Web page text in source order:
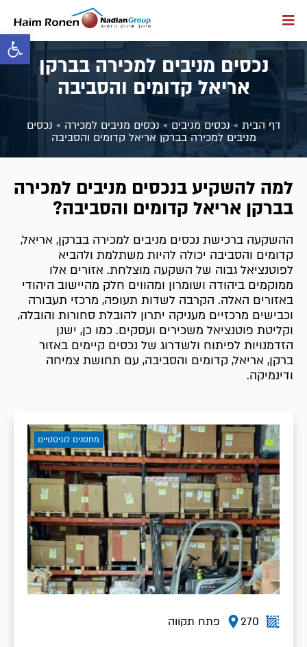
פתח
נכסים מניבים למכירה בברקן
אריאל קדומים והסביבה
דף הבית »נכסים מניבים» נכסים מניבים למכירה » נכסים
מניבים למכירה בברקן אריאל קדומים והסביבה
למה להשקיע בנכסים מניבים למכירה
בברקן אריאל קדומים והסביבה?
ההשקעה ברכישת נכסים מניבים למכירה בברקן, אריאל,
קדומים והסביבה יכולה להיות משתלמת ולהביא
לפוטנציאל גבוה של השקעה מוצלחת. אזורים אלו
ממוקמים ביהודה ושומרון ומהווים חלק מהיישוב היהודי
באזורים האלה. הקרבה לשדות תעופה, מרכזי תעבורה
וכבישים מרכזיים מעניקה יתרון להובלת סחורות והובלה,
וקליטת פוטנציאל משכירים ועסקים. כמו כן, ישנן
הזדמנויות לפיתוח ולשדרוג של נכסים קיימים באזור
ברקן, אריאל, קדומים והסביבה, עם תחושת צמיחה
ודינמיקה.
270 פתח תקווה
מחסנים לוגיסטיים